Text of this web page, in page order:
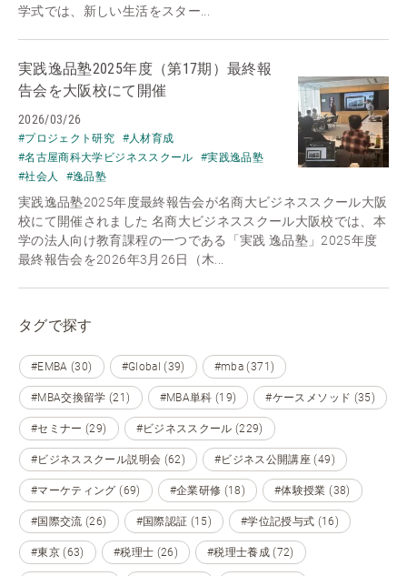
学式では、新しい生活をスター...
実践逸品塾2025年度（第17期）最終報
告会を大阪校にて開催
2026/03/26
#プロジェクト研究
#人材育成
#名古屋商科大学ビジネススクール
#実践逸品塾
#社会人
#逸品塾
実践逸品塾2025年度最終報告会が名商大ビジネススクール大阪
校にて開催されました 名商大ビジネススクール大阪校では、本
学の法人向け教育課程の一つである「実践 逸品塾」2025年度
最終報告会を2026年3月26日（木...
タグで探す
#EMBA (30) #Global (39) #mba (371)
#MBA交換留学 (21) #MBA単科 (19) #ケースメソッド (35)
#セミナー (29) #ビジネススクール (229)
#ビジネススクール説明会 (62) #ビジネス公開講座 (49)
#マーケティング (69) #企業研修 (18) #体験授業 (38)
#国際交流 (26) #国際認証 (15) #学位記授与式 (16)
#東京 (63) #税理士 (26) #税理士養成 (72)